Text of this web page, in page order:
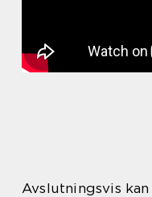
Avslutningsvis